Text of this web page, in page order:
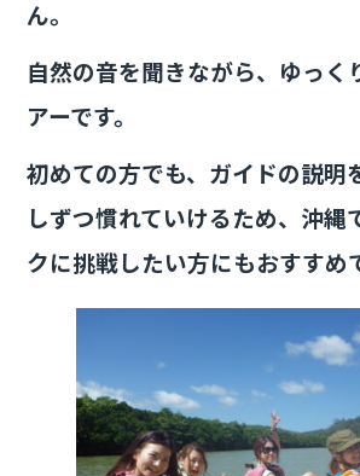
ん。
自然の音を聞きながら、ゆっく
アーです。
初めての方でも、ガイドの説明
しずつ慣れていけるため、沖縄
クに挑戦したい方にもおすすめ